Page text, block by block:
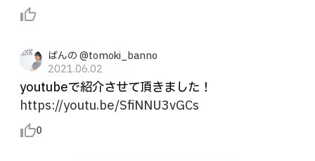
thumb_up_alt
ばんの @tomoki_banno
2021.06.02
youtubeで紹介させて頂きました！
https://youtu.be/SfiNNU3vGCs
thumb_up_alt0